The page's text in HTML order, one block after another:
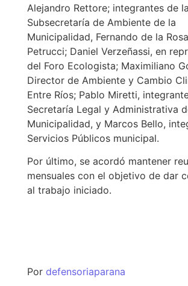
Alejandro Rettore; integrantes de la
Subsecretaría de Ambiente de la
Municipalidad, Fernando de la
Petrucci; Daniel Verzeñassi, en
del Foro Ecologista; Maximiliano
Director de Ambiente y Cambio
Entre Ríos; Pablo Miretti,
Secretaría Legal y Administrativa
Municipalidad, y Marcos Bello,
Servicios Públicos municipal.
Por último, se acordó mantener
mensuales con el objetivo de dar
al trabajo iniciado.
Por defensoriaparana